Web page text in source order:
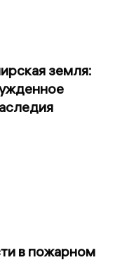
земля:
в пожарном